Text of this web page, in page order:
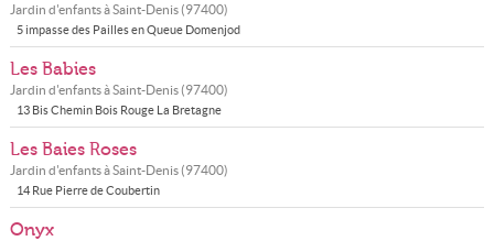
Jardin d'enfants àSaint-Denis(97400)
5 impasse des Pailles en Queue Domenjod
Les Babies
Jardin d'enfants àSaint-Denis(97400)
13 Bis Chemin Bois Rouge La Bretagne
Les Baies Roses
Jardin d'enfants àSaint-Denis(97400)
14 Rue Pierre de Coubertin
Onyx